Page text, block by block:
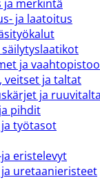
ja merkintä
ja laatoitus
säilytyslaatikot
ja
veitset ja taltat
ja
pihdit
työtasot
eristelevyt
uretaanieristeet